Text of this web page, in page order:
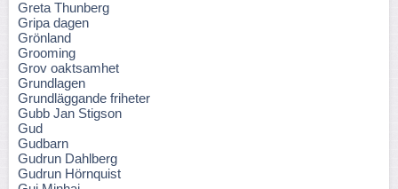
Greta Thunberg
Gripa dagen
Grönland
Grooming
Grov oaktsamhet
Grundlagen
Grundläggande friheter
Gubb Jan Stigson
Gud
Gudbarn
Gudrun Dahlberg
Gudrun Hörnquist